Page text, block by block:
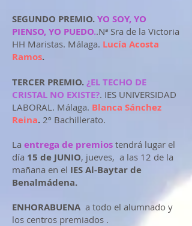
SEGUNDO PREMIO.YO SOY, YO
PIENSO, YO PUEDO..Nª Sra de la Victoria
HH Maristas. Málaga. Lucía Acosta
Ramos.
TERCER PREMIO.¿EL TECHO DE
CRISTAL NO EXISTE?. IES UNIVERSIDAD
LABORAL. Málaga. Blanca Sánchez
Reina. 2º Bachillerato.
La entrega de premios tendrá lugar el
día 15 de JUNIO, jueves, a las 12 de la
mañana en el IES Al-Baytar de
Benalmádena.
ENHORABUENA a todo el alumnado y
los centros premiados .